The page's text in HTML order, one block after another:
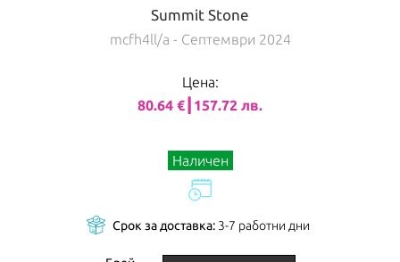
Summit Stone
mcfh4ll/a - Септември 2024
Цена:
80.64 €┃157.72 лв.
Наличен
Срок за доставка:3-7 работни дни